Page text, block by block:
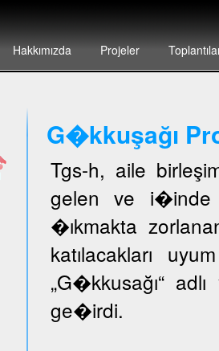
Hakkımızda Projeler
G�kkuşağı
Tgs-h, aile
gelen ve i�inde
�ıkmakta
katılacakları
„G�kkusağı“
ge�irdi.